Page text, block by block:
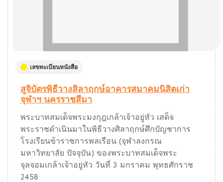
เลขทะเบียนหนังสือ
สูจิบัตรพิธีวางสิลาฤกษ์อาคารสมาคมนิสิตเก่า
จุฬาฯ นครราชสีมา
พระบาทสมเด็จพระมงกุฎเกล้าเจ้าอยู่หัว เสด็จ
พระราชดำเนินมาในพิธีวางศิลาฤกษ์ศึกบัญชาการ
โรงเรียนข้าราชการพลเรือน (จุฬาลงกรณ
มหาวิทยาลัย ปัจจุบัน) ของพระบาทสมเด็จพระ
จุลจอมเกล้าเจ้าอยู่หัว วันที่ 3 มกราคม พุทธศักราช
2458